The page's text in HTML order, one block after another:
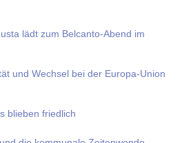
lädt zum Belcanto-Abend im
und Wechsel bei der Europa-Union
blieben friedlich